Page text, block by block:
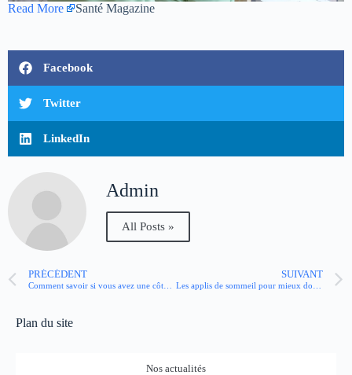
Read More Santé Magazine
Facebook
Twitter
LinkedIn
Admin
All Posts »
PRÉCÉDENT SUIVANT
Plan du site
Nos actualités